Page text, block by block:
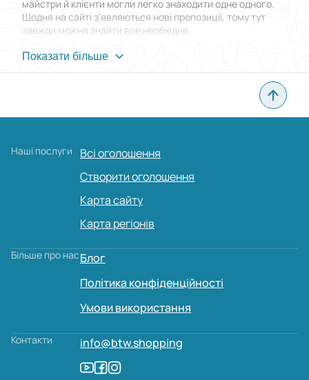
майстри й клієнти могли легко знаходити одне одного.
Щодня на сайті з’являються нові пропозиції, тому тут
завжди можна знайти все необхідне.
Переваги BTW Shopping
полягає в тому, що розмістити оголошення Бердичів
дозволяє швидко знайти потрібну пропозицію, будь то
нові товари чи бу речі, а фільтри та пошук допомагають
зекономити час.
Для новачків передбачений розділ FAQ, де детально
описані кроки від реєстрації до моменту, коли ви зможете
Все зроблено максимально просто: навіть ті, хто вперше
BTW Shopping охоплює всі напрями, які затребувані
серед жителів Бердичева. На дошці доступні такі
Показати більше
Наші послуги
Всі оголошення
Створити оголошення
Карта сайту
Карта регіонів
Більше про насБлог
Політика конфіденційності
Умови використання
Контакти info@btw.shopping